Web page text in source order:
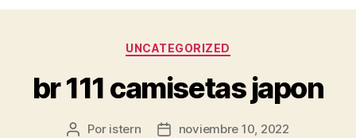
Categorías
UNCATEGORIZED
br 111 camisetas japon
Autor
Por istern
Fechanoviembre 10, 2022